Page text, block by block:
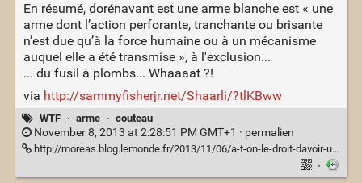
En résumé, dorénavant est une arme blanche est « une
arme dont l’action perforante, tranchante ou brisante
n’est due qu’à la force humaine ou à un mécanisme
auquel elle a été transmise », à l'exclusion...
... du fusil à plombs... Whaaaat ?!
via http://sammyfisherjr.net/Shaarli/?tlKBww
WTF · arme · couteau
November 8, 2013 at 2:28:51 PM GMT+1 · permalien
http://moreas.blog.lemonde.fr/2013/11/06/a-t-on-le-droit-davoir-un-couteau-dans-la-poche/
·